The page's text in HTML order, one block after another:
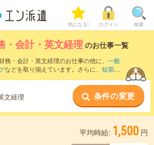
気になる! ログイン 検索
・会計・英文経理 のお仕事一覧
・会計・英文経理のお仕事の他に、 一般
などを取り揃えています。さらに、 短期・
文経理 条件の変更
平均時給: 1,500 円